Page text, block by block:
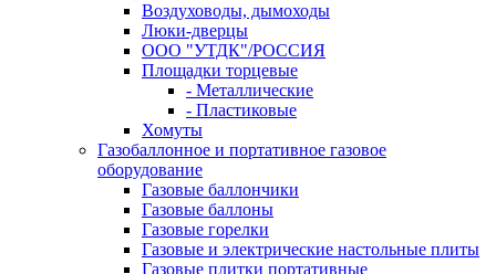
Воздуховоды, дымоходы
Люки-дверцы
ООО "УТДК"/РОССИЯ
Площадки торцевые
- Металлические
- Пластиковые
Хомуты
Газобаллонное и портативное газовое
оборудование
Газовые баллончики
Газовые баллоны
Газовые горелки
Газовые и электрические настольные плиты
Газовые плитки портативные